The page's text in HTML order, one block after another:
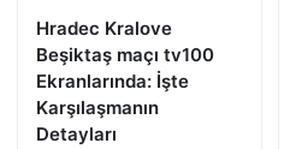
Hradec Kralove
Beşiktaş maçı tv100
Ekranlarında: İşte
Karşılaşmanın
Detayları